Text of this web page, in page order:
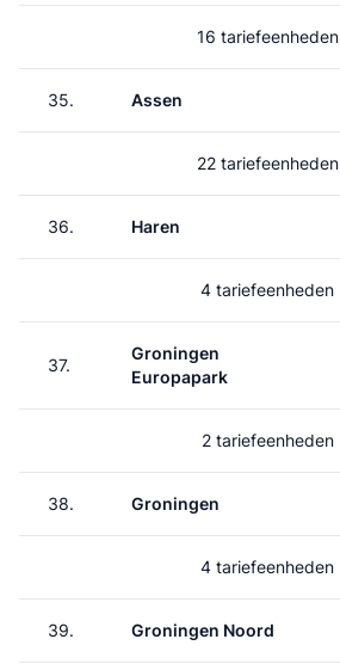
16 tariefeenheden
35. Assen
22 tariefeenheden
36. Haren
4 tariefeenheden
37.
Groningen
Europapark
2 tariefeenheden
38. Groningen
4 tariefeenheden
39. Groningen Noord